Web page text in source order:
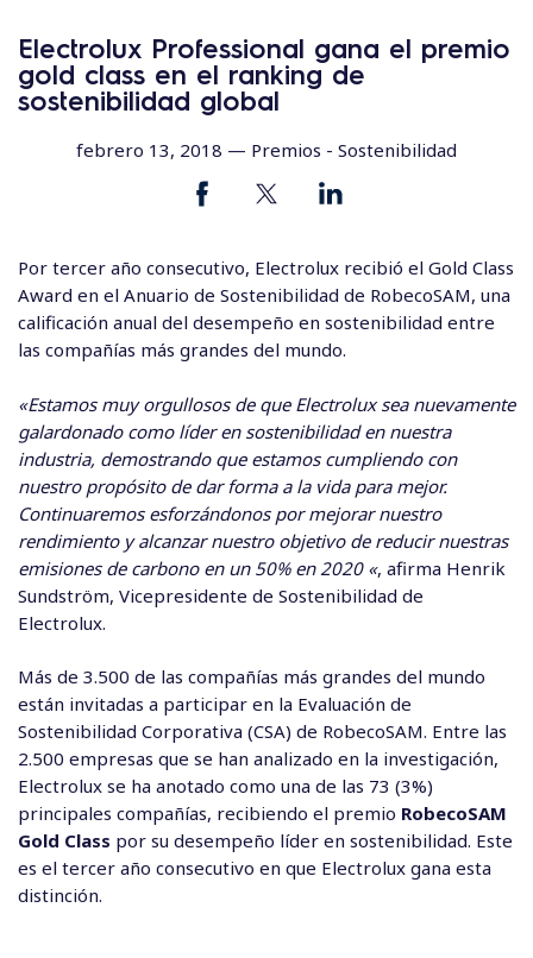
Electrolux Professional gana el premio
gold class en el ranking de
sostenibilidad global
febrero 13, 2018 — Premios - Sostenibilidad
Por tercer año consecutivo, Electrolux recibió el Gold Class
Award en el Anuario de Sostenibilidad de RobecoSAM, una
calificación anual del desempeño en sostenibilidad entre
las compañías más grandes del mundo.
«Estamos muy orgullosos de que Electrolux sea nuevamente
galardonado como líder en sostenibilidad en nuestra
industria, demostrando que estamos cumpliendo con
nuestro propósito de dar forma a la vida para mejor.
Continuaremos esforzándonos por mejorar nuestro
rendimiento y alcanzar nuestro objetivo de reducir nuestras
emisiones de carbono en un 50% en 2020 «, afirma Henrik
Sundström, Vicepresidente de Sostenibilidad de
Electrolux.
Más de 3.500 de las compañías más grandes del mundo
están invitadas a participar en la Evaluación de
Sostenibilidad Corporativa (CSA) de RobecoSAM. Entre las
2.500 empresas que se han analizado en la investigación,
Electrolux se ha anotado como una de las 73 (3%)
principales compañías, recibiendo el premio RobecoSAM
Gold Class por su desempeño líder en sostenibilidad. Este
es el tercer año consecutivo en que Electrolux gana esta
distinción.